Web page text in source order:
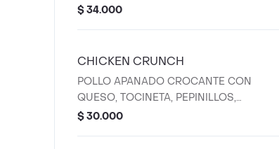
GALLO CON JALAPEÑOS. TODAS
PAN DE PAPA ARTESANAL Y
$ 34.000
CHICKEN CRUNCH
POLLO APANADO CROCANTE CON
QUESO, TOCINETA, PEPINILLOS,
CEBOLLA Y SALSA DE LA CASA TODAS
$ 30.000